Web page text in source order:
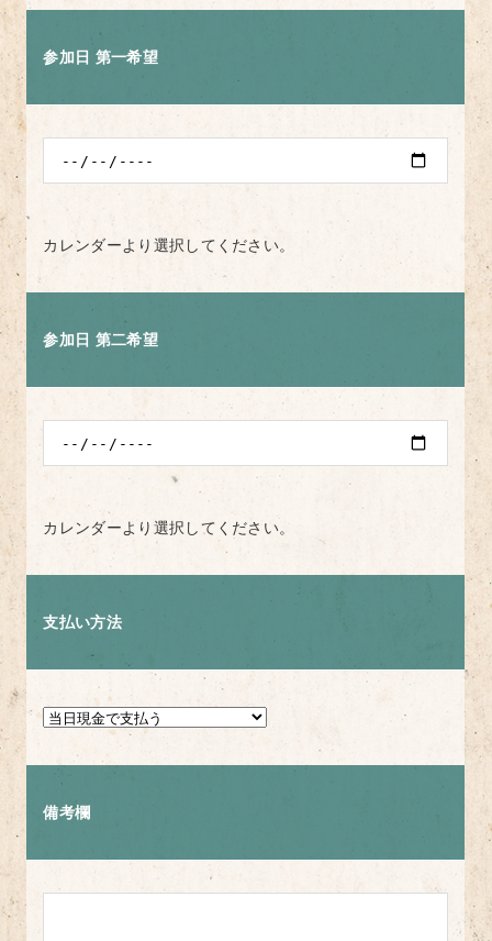
参加日 第一希望
カレンダーより選択してください。
参加日 第二希望
カレンダーより選択してください。
支払い方法
備考欄